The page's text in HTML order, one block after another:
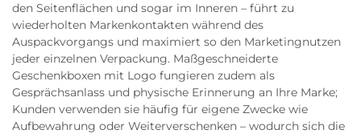
den Seitenflächen und sogar im Inneren – führt zu
wiederholten Markenkontakten während des
Auspackvorgangs und maximiert so den Marketingnutzen
jeder einzelnen Verpackung. Maßgeschneiderte
Geschenkboxen mit Logo fungieren zudem als
Gesprächsanlass und physische Erinnerung an Ihre Marke;
Kunden verwenden sie häufig für eigene Zwecke wie
Aufbewahrung oder Weiterverschenken – wodurch sich die